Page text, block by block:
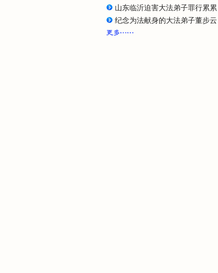
山东临沂迫害大法弟子罪行累累
纪念为法献身的大法弟子董步云